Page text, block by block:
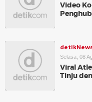
Video
Selasa, 08
Viral
Tinju